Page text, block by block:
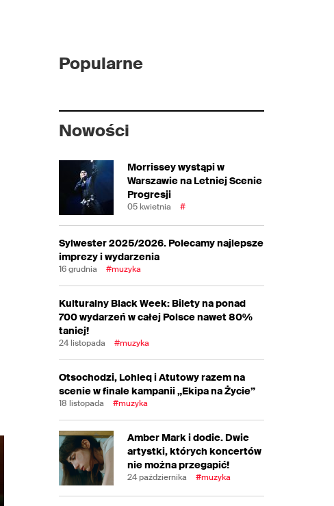
Popularne
Nowości
Morrissey wystąpi w
Warszawie na Letniej Scenie
Progresji
05 kwietnia #
Sylwester 2025/2026. Polecamy najlepsze
imprezy i wydarzenia
16 grudnia #muzyka
Kulturalny Black Week: Bilety na ponad
700 wydarzeń w całej Polsce nawet 80%
taniej!
24 listopada #muzyka
Otsochodzi, Lohleq i Atutowy razem na
scenie w finale kampanii „Ekipa na Życie”
18 listopada #muzyka
Amber Mark i dodie. Dwie
artystki, których koncertów
nie można przegapić!
24 października #muzyka